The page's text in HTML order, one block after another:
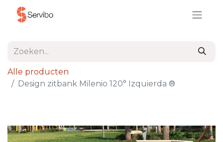
Alle producten
Design zitbank Milenio 120° Izquierda ®